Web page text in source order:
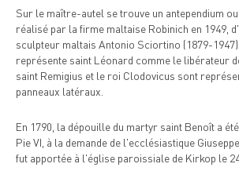
Sur le maître-autel se trouve un antependium
réalisé par la firme maltaise Robinich en 1949,
sculpteur maltais Antonio Sciortino (1879-
représente saint Léonard comme le libérateur
saint Remigius et le roi Clodovicus sont
panneaux latéraux.
En 1790, la dépouille du martyr saint Benoît a
Pie VI, à la demande de l'ecclésiastique
fut apportée à l'église paroissiale de Kirkop le